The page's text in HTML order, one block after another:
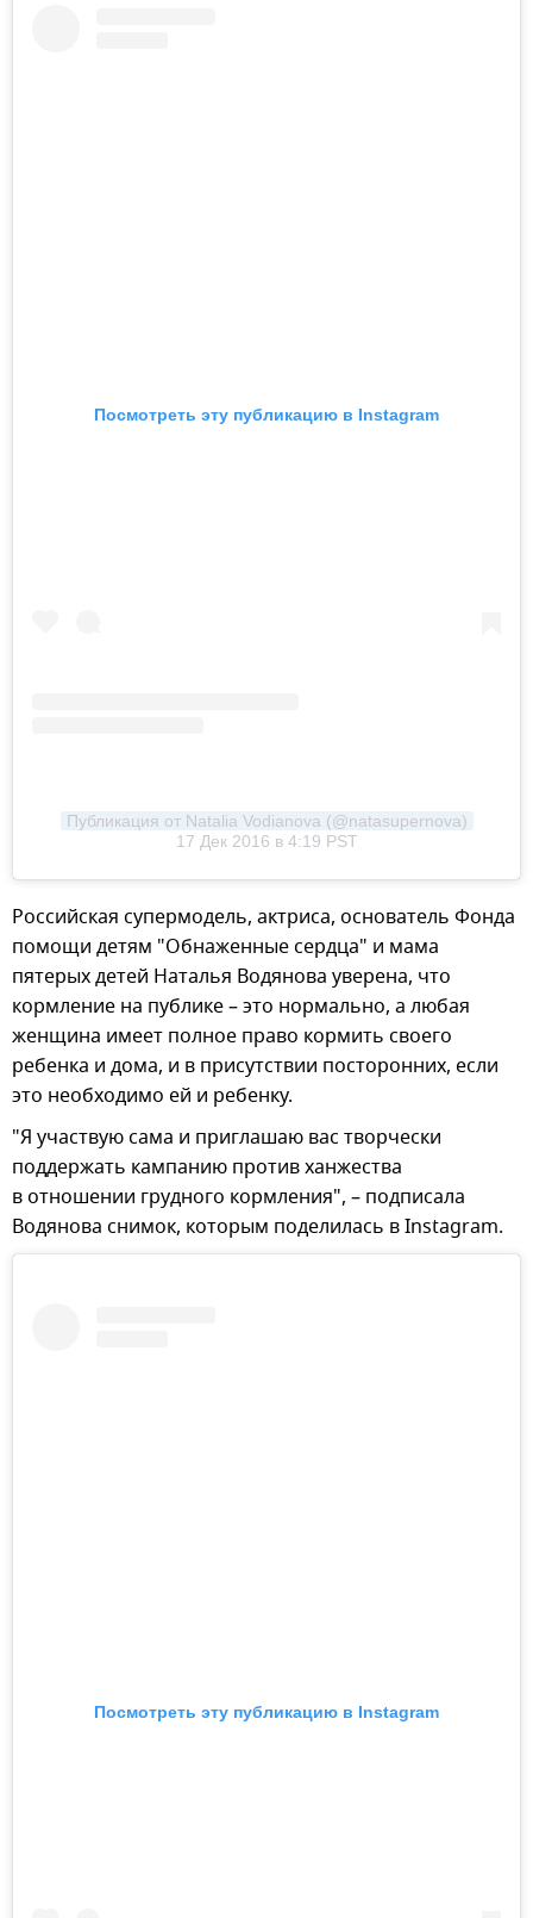
Посмотреть эту публикацию в Instagram
Публикация от Natalia Vodianova (@natasupernova)
17 Дек 2016 в 4:19 PST
Российская супермодель, актриса, основатель Фонда
помощи детям "Обнаженные сердца" и мама
пятерых детей Наталья Водянова уверена, что
кормление на публике – это нормально, а любая
женщина имеет полное право кормить своего
ребенка и дома, и в присутствии посторонних, если
это необходимо ей и ребенку.
"Я участвую сама и приглашаю вас творчески
поддержать кампанию против ханжества
в отношении грудного кормления", – подписала
Водянова снимок, которым поделилась в Instagram.
Посмотреть эту публикацию в Instagram